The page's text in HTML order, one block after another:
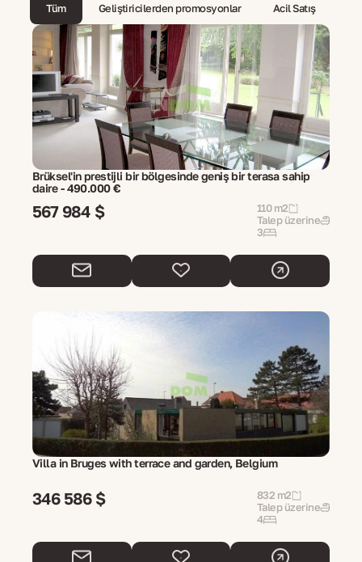
Tüm Geliştiricilerden promosyonlar Acil Satış
Brüksel'in prestijli bir bölgesinde geniş bir terasa sahip
daire - 490.000 €
567 984 $
110 m2
Talep üzerine
3
Villa in Bruges with terrace and garden, Belgium
346 586 $
832 m2
Talep üzerine
4